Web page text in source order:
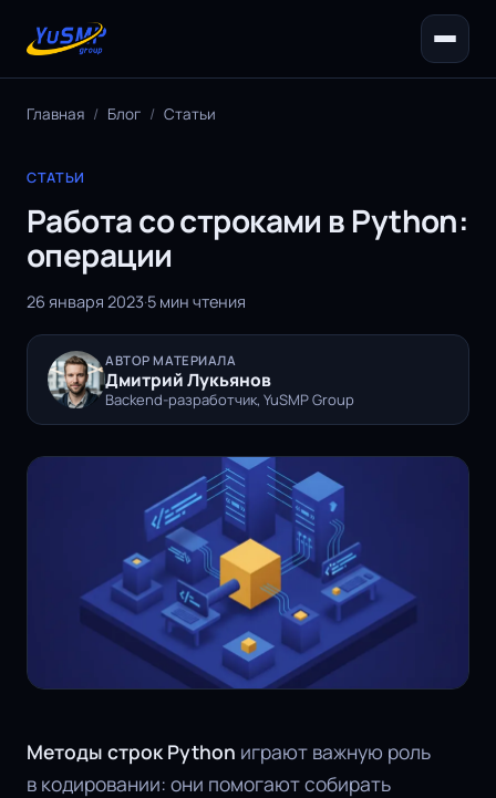
Главная / Блог / Статьи
СТАТЬИ
Работа со строками в Python:
операции
26 января 2023·5 мин чтения
АВТОР МАТЕРИАЛА
Дмитрий Лукьянов
Backend-разработчик, YuSMP Group
Методы строк Python играют важную роль
в кодировании: они помогают собирать